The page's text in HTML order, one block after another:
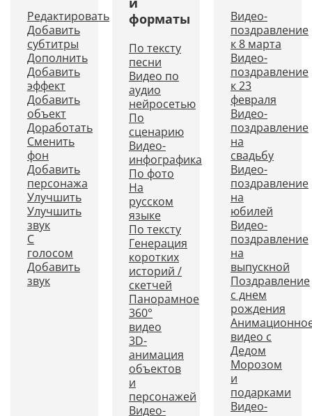
Редактировать
Добавить
субтитры
Дополнить
Добавить
эффект
Добавить
объект
Доработать
Сменить
фон
Добавить
персонажа
Улучшить
Улучшить
звук
С
голосом
Добавить
звук
форматы
По тексту
песни
Видео по
аудио
нейросетью
По
сценарию
Видео-
инфографика
По фото
На
русском
языке
По тексту
Генерация
коротких
историй /
скетчей
Панорамное
360°
видео
3D-
анимация
объектов
и
персонажей
Видео-
Видео-
поздравление
к 8 марта
Видео-
поздравление
к 23
февраля
Видео-
поздравление
на
свадьбу
Видео-
поздравление
на
юбилей
Видео-
поздравление
на
выпускной
Поздравление
с днем
рождения
видео с
Дедом
Морозом
и
подарками
Видео-